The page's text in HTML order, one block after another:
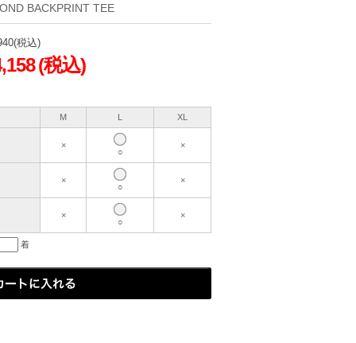
BACKPRINT TEE
(税込)
(税込)
M L XL
×
○
×
×
○
×
×
○
×
着